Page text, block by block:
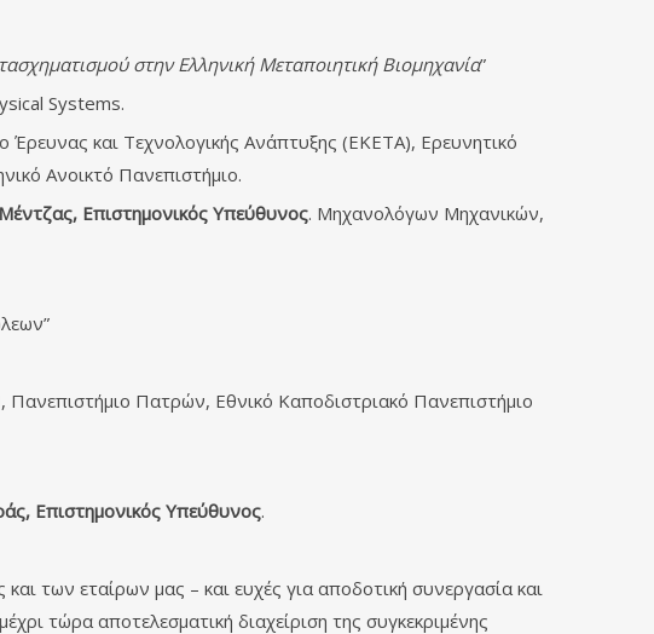
στην Ελληνική Μεταποιητική Βιομηχανία”
Systems.
και Τεχνολογικής Ανάπτυξης (ΕΚΕΤΑ), Ερευνητικό
Ανοικτό Πανεπιστήμιο.
Επιστημονικός Υπεύθυνος. Μηχανολόγων Μηχανικών,
Πατρών, Εθνικό Καποδιστριακό Πανεπιστήμιο
Επιστημονικός Υπεύθυνος.
των εταίρων μας – και ευχές για αποδοτική συνεργασία και
τώρα αποτελεσματική διαχείριση της συγκεκριμένης